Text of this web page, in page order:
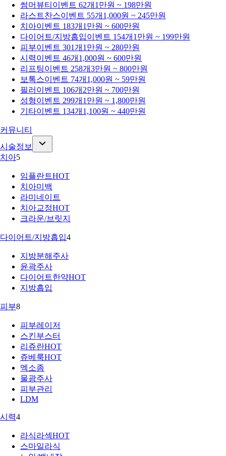
썸머뷰티 이벤트 62개 1만원 ~ 198만원
라스트찬스이벤트 55개 1,000원 ~ 245만원
치아이벤트 183개 1만원 ~ 600만원
다이어트/지방흡입이벤트 154개 1만원 ~ 199만원
피부이벤트 301개 1만원 ~ 280만원
시력이벤트 46개 1,000원 ~ 600만원
리프팅이벤트 258개3만원 ~ 800만원
보톡스이벤트 74개 1,000원 ~ 59만원
필러 이벤트 106개 2만원 ~ 700만원
성형이벤트 299개 1만원 ~ 1,800만원
기타이벤트 134개 1,100원 ~ 440만원
커뮤니티
시술정보
치아5
임플란트HOT
치아미백
라미네이트
치아교정HOT
크라운/브릿지
다이어트/지방흡입4
지방분해주사
윤곽주사
다이어트한약HOT
지방흡입
피부8
피부레이저
스킨부스터
리쥬란HOT
쥬베룩HOT
엑소좀
물광주사
피부관리
LDM
시력4
라식라섹HOT
스마일라식